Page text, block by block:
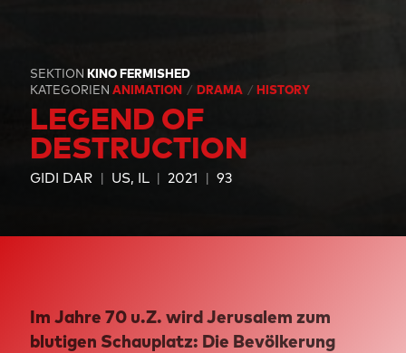
SEKTION KINO FERMISHED
KATEGORIEN ANIMATION DRAMA HISTORY
LEGEND OF
DESTRUCTION
GIDI DAR US, IL 2021 93
Im Jahre 70 u.Z. wird Jerusalem zum
blutigen Schauplatz: Die Bevölkerung